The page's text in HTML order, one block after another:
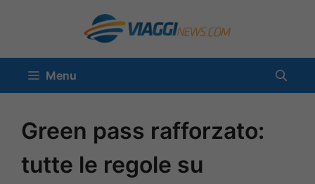
contenuto
Menu
Green pass rafforzato:
tutte le regole su